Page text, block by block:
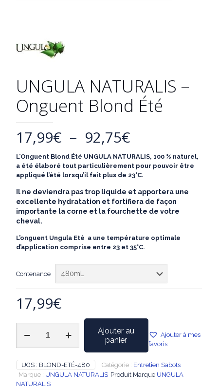
UNGULA NATURALIS –
Onguent Blond Été
17,99€ – 92,75€
de
prix :
17,99€
à
92,75€
L’Onguent Blond Été UNGULA NATURALIS, 100 % naturel,
a été élaboré tout particulièrement pour pouvoir être
appliqué l’été lorsqu’il fait plus de 23°C.
Il ne deviendra pas trop liquide et apportera une
excellente hydratation et fortifiera de façon
importante la corne et la fourchette de votre
cheval.
L’onguent Ungula Eté a une température optimale
d’application comprise entre 23 et 35°C.
Contenance
17,99€
Onguent
Blond
Ajouter au
panier
Ajouter à mes
favoris
UGS : BLOND-ETÉ-480 Catégorie : Entretien Sabots
Marque : UNGULA NATURALIS Produit Marque UNGULA
NATURALIS